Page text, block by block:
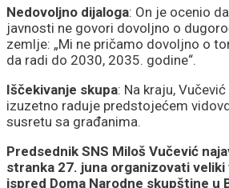
Nedovoljno dijaloga: On je ocenio
javnosti ne govori dovoljno o
zemlje: „Mi ne pričamo dovoljno o
da radi do 2030, 2035. godine“.
Iščekivanje skupa: Na kraju,
izuzetno raduje predstojećem
susretu sa građanima.
Predsednik SNS Miloš Vučević
stranka 27. juna organizovati
ispred Doma Narodne skupštine u